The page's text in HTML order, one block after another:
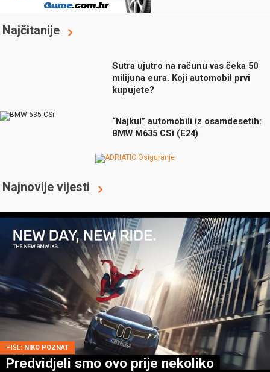
Najčitanije
Sutra ujutro na računu vas čeka 50
milijuna eura. Koji automobil prvi
kupujete?
“Najkul” automobili iz osamdesetih:
BMW M635 CSi (E24)
Najnovije vijesti
PIŠE: NIKO POZNAT
Predvidjeli smo ovo prije nekoliko